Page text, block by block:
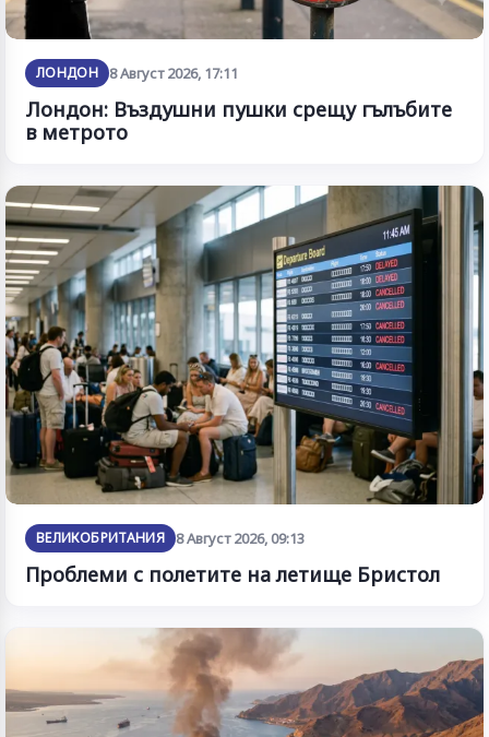
ЛОНДОН 8 Август 2026, 17:11
Лондон: Въздушни пушки срещу гълъбите
в метрото
ВЕЛИКОБРИТАНИЯ 8 Август 2026, 09:13
Проблеми с полетите на летище Бристол